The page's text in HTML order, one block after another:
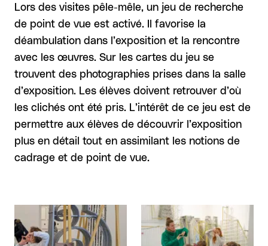
Lors des visites pêle-mêle, un jeu de recherche
de point de vue est activé. Il favorise la
déambulation dans l’exposition et la rencontre
avec les œuvres. Sur les cartes du jeu se
trouvent des photographies prises dans la salle
d’exposition. Les élèves doivent retrouver d’où
les clichés ont été pris. L’intérêt de ce jeu est de
permettre aux élèves de découvrir l’exposition
plus en détail tout en assimilant les notions de
cadrage et de point de vue.
Agrandir Agrandir